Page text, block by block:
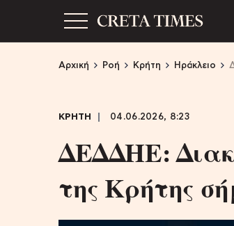
Αρχική Ροή Κρήτη Ηράκλειο
ΚΡΗΤΗ 04.06.2026, 8:23
ΔΕΔΔΗΕ:
της Κρήτης